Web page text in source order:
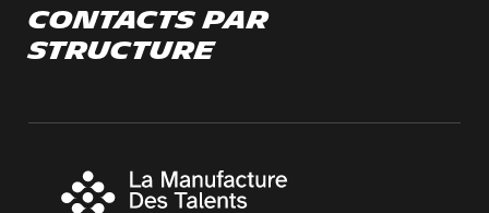
CONTACTS PAR
STRUCTURE